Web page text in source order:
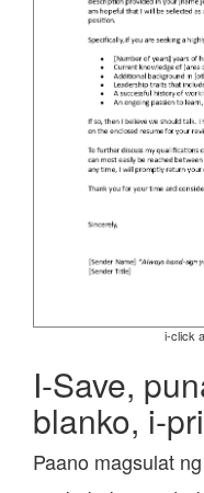
i-click
I-Save,
blanko, i-
Paano magsulat